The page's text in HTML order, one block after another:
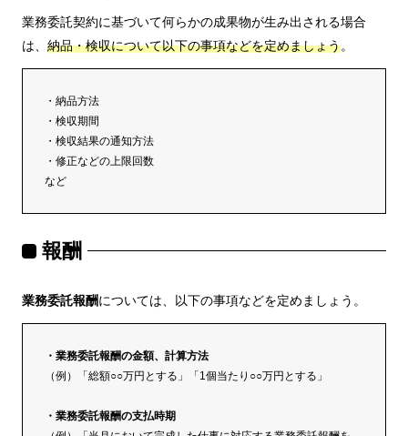
業務委託契約に基づいて何らかの成果物が生み出される場合
は、 納品・検収について以下の事項などを定めましょう。
・納品方法
・検収期間
・検収結果の通知方法
・修正などの上限回数
など
報酬
業務委託報酬については、以下の事項などを定めましょう。
・業務委託報酬の金額、計算方法
（例）「総額○○万円とする」「1個当たり○○万円とする」
・業務委託報酬の支払時期